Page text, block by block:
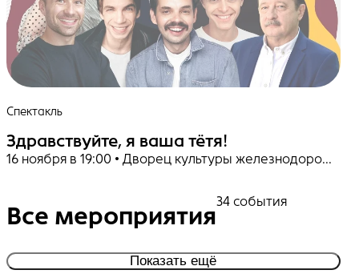
Спектакль
Здравствуйте, я ваша тётя!
16 ноября в 19:00 • Дворец культуры железнодорожников
Все мероприятия
34 события
Показать ещё